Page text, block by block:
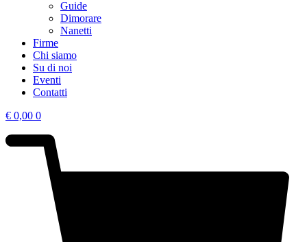
Guide
Dimorare
Nanetti
Firme
Chi siamo
Su di noi
Eventi
Contatti
€ 0,00 0